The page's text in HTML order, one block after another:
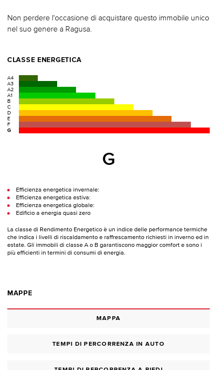
Non perdere l'occasione di acquistare questo immobile unico
nel suo genere a Ragusa.
CLASSE ENERGETICA
A4
A3
A2
A1
B
C
D
E
F
G
G
Efficienza energetica invernale:
Efficienza energetica estiva:
Efficienza energetica globale:
Edificio a energia quasi zero
La classe di Rendimento Energetico è un indice delle performance termiche
che indica i livelli di riscaldamento e raffrescamento richiesti in inverno ed in
estate. Gli immobili di classe A o B garantiscono maggior comfort e sono i
più efficienti in termini di consumi di energia.
MAPPE
MAPPA
TEMPI DI PERCORRENZA IN AUTO